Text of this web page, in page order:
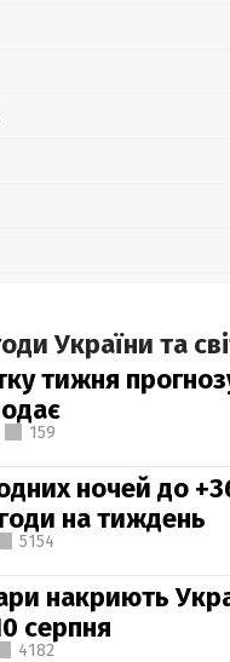
України та
тижня
159
ночей до
на тиждень
5154
накриють
серпня
4182